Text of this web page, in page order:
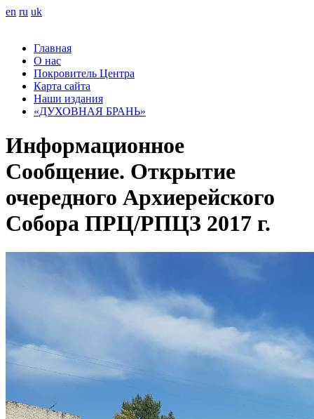
en ru uk
Главная
О нас
Покровитель Центра
Карта сайта
Наши издания
«ДУХОВНАЯ БРАНЬ»
Информационное
Сообщение. Открытие
очередного Архиерейского
Собора ПРЦ/РПЦЗ 2017 г.